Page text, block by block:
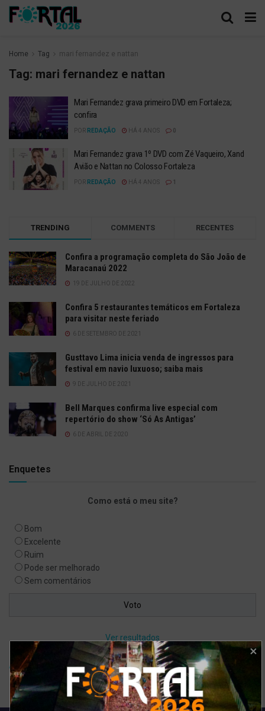
Home Tag mari fernandez e nattan
Tag: mari fernandez e nattan
Mari Fernandez grava primeiro DVD em Fortaleza;
confira
POR REDAÇÃO HÁ 4 ANOS
Mari Fernandez grava 1º DVD com Zé Vaqueiro, Xand
Avião e Nattan no Colosso Fortaleza
POR REDAÇÃO HÁ 4 ANOS
TRENDING COMMENTS RECENTES
Confira a programação completa do São João de
Maracanaú 2022
19 DE JULHO DE 2022
Confira 5 restaurantes temáticos em Fortaleza
para visitar neste feriado
6 DE SETEMBRO DE 2021
Gusttavo Lima inicia venda de ingressos para
festival em navio luxuoso; saiba mais
9 DE JULHO DE 2021
Bell Marques confirma live especial com
repertório do show ‘Só As Antigas’
6 DE ABRIL DE 2020
Enquetes
Como está o meu site?
Bom
Excelente
Ruim
Pode ser melhorado
Sem comentários
Ver resultados
Arquivo de enquete